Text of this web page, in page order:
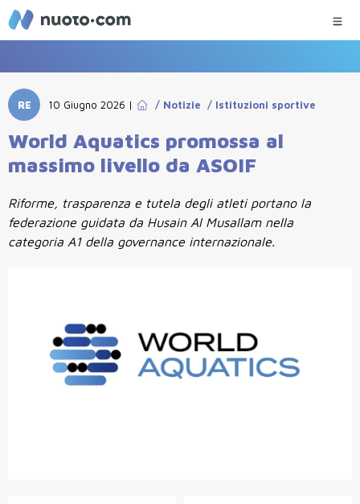
RE 10 Giugno 2026 | / Notizie / Istituzioni sportive
World Aquatics promossa al
massimo livello da ASOIF
Riforme, trasparenza e tutela degli atleti portano la
federazione guidata da Husain Al Musallam nella
categoria A1 della governance internazionale.